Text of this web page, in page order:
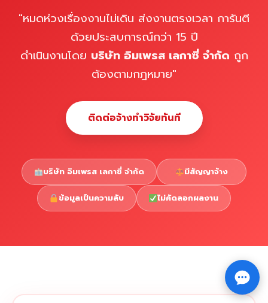
Copyright © 2026 รับทำวิจัย รับทำวิทยานิพนธ์ รับทำ⇧
"หมดห่วงเรื่องงานไม่เดิน ส่งงานตรงเวลา การันตี
ด้วยประสบการณ์กว่า 15 ปี
ดำเนินงานโดย บริษัท อิมเพรส เลกาซี่ จำกัด ถูก
ต้องตามกฎหมาย"
ติดต่อจ้างทำวิจัยทันที
บริษัท อิมเพรส เลกาซี่ จำกัด มีสัญญาจ้าง
ข้อมูลเป็นความลับ ไม่คัดลอกผลงาน